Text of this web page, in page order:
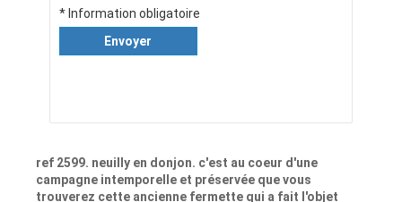
* Information obligatoire
Envoyer
ref 2599. neuilly en donjon. c'est au coeur d'une
campagne intemporelle et préservée que vous
trouverez cette ancienne fermette qui a fait l'objet